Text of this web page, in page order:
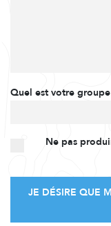
Quel est votre groupe
Ne pas
JE DÉSIRE QUE